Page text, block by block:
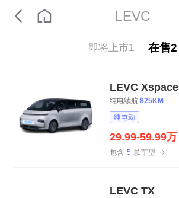
LEVC
即将上市1 在售2
LEVC Xspace
纯电续航 825KM
29.99-59.99万
包含 5 款车型
LEVC TX